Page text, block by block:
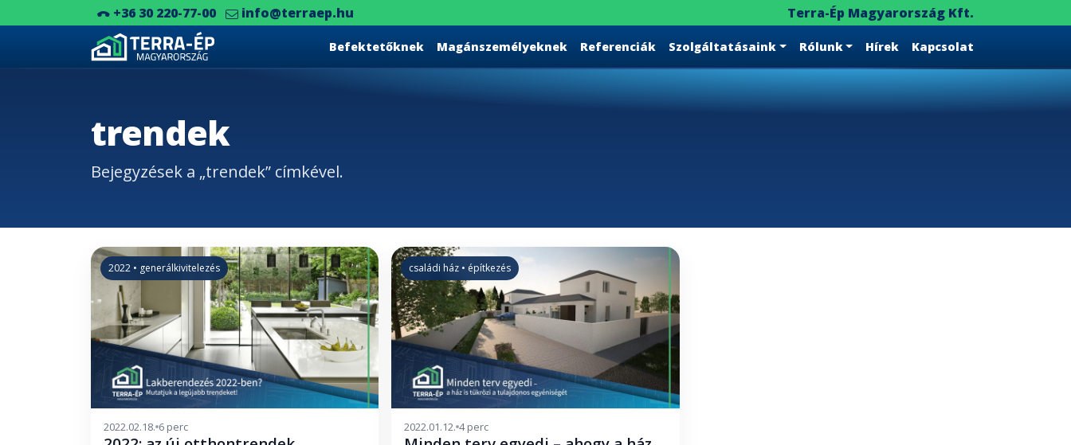
+36 30 220-77-00 info@terraep.hu Terra-Ép Magyarország Kft.
Main Navigation Befektetőknek Magánszemélyeknek Referenciák Szolgáltatásaink Rólunk Hírek Kapcsolat
trendek
Bejegyzések a „trendek” címkével.
2022 • generálkivitelezés
2022.02.18. 6 perc
családi ház • építkezés
2022.01.12. 4 perc